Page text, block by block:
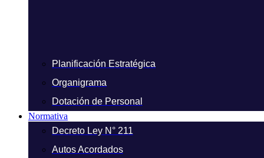
Planificación Estratégica
Organigrama
Dotación de Personal
Normativa
Decreto Ley N° 211
Autos Acordados